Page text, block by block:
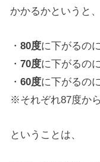
かかるかというと、
・80度に下がるのに
・70度に下がるのに
・60度に下がるのに
※それぞれ87度か
ということは、